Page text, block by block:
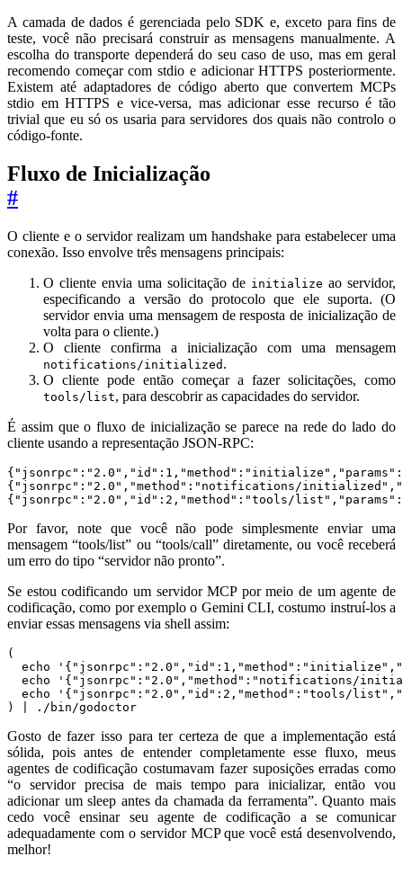
A camada de dados é gerenciada pelo SDK e, exceto para fins de
teste, você não precisará construir as mensagens manualmente. A
escolha do transporte dependerá do seu caso de uso, mas em geral
recomendo começar com stdio e adicionar HTTPS posteriormente.
Existem até adaptadores de código aberto que convertem MCPs
stdio em HTTPS e vice-versa, mas adicionar esse recurso é tão
trivial que eu só os usaria para servidores dos quais não controlo o
código-fonte.
Fluxo de Inicialização
#
O cliente e o servidor realizam um handshake para estabelecer uma
conexão. Isso envolve três mensagens principais:
O cliente envia uma solicitação de initialize ao servidor,
especificando a versão do protocolo que ele suporta. (O
servidor envia uma mensagem de resposta de inicialização de
volta para o cliente.)
O cliente confirma a inicialização com uma mensagem
notifications/initialized .
O cliente pode então começar a fazer solicitações, como
tools/list, para descobrir as capacidades do servidor.
É assim que o fluxo de inicialização se parece na rede do lado do
cliente usando a representação JSON-RPC:
{ "jsonrpc" : "2.0" , "id" : 1 , "method" : "initialize" , "params"
{ "jsonrpc" : "2.0" , "method" : "notifications/initialized" ,
{ "jsonrpc" : "2.0" , "id" : 2 , "method" : "tools/list" , "params"
Por favor, note que você não pode simplesmente enviar uma
mensagem “tools/list” ou “tools/call” diretamente, ou você receberá
um erro do tipo “servidor não pronto”.
Se estou codificando um servidor MCP por meio de um agente de
codificação, como por exemplo o Gemini CLI, costumo instruí-los a
enviar essas mensagens via shell assim:
(
echo
echo
'{"jsonrpc":"2.0","method":"notifications/
echo
'{"jsonrpc":"2.0","id":2,"method":"tools/
)
./bin/godoctor
Gosto de fazer isso para ter certeza de que a implementação está
sólida, pois antes de entender completamente esse fluxo, meus
agentes de codificação costumavam fazer suposições erradas como
“o servidor precisa de mais tempo para inicializar, então vou
adicionar um sleep antes da chamada da ferramenta”. Quanto mais
cedo você ensinar seu agente de codificação a se comunicar
adequadamente com o servidor MCP que você está desenvolvendo,
melhor!